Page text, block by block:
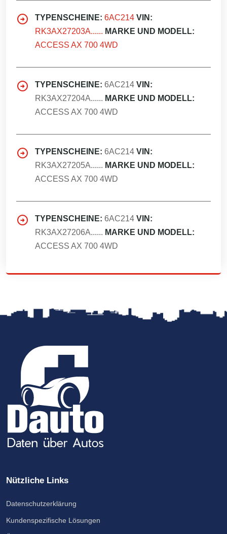
TYPENSCHEINE: 6AC214 VIN:
RK3AX27203A...... MARKE UND MODELL:
ACCESS AX 700 4WD
TYPENSCHEINE: 6AC214 VIN:
RK3AX27204A...... MARKE UND MODELL:
ACCESS AX 700 4WD
TYPENSCHEINE: 6AC214 VIN:
RK3AX27205A...... MARKE UND MODELL:
ACCESS AX 700 4WD
TYPENSCHEINE: 6AC214 VIN:
RK3AX27206A...... MARKE UND MODELL:
ACCESS AX 700 4WD
Nützliche Links
Datenschutzerklärung
Kundenspezifische Lösungen